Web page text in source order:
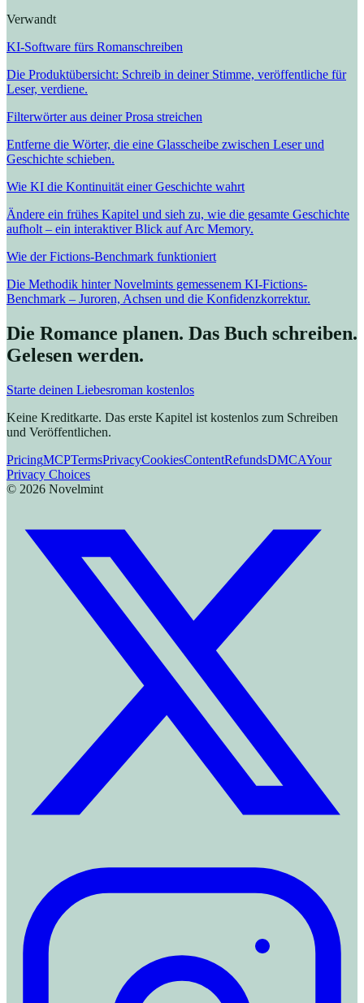
Verwandt
KI-Software fürs Romanschreiben
Die Produktübersicht: Schreib in deiner Stimme, veröffentliche für
Leser, verdiene.
Filterwörter aus deiner Prosa streichen
Entferne die Wörter, die eine Glasscheibe zwischen Leser und
Geschichte schieben.
Wie KI die Kontinuität einer Geschichte wahrt
Ändere ein frühes Kapitel und sieh zu, wie die gesamte Geschichte
aufholt – ein interaktiver Blick auf Arc Memory.
Wie der Fictions-Benchmark funktioniert
Die Methodik hinter Novelmints gemessenem KI-Fictions-
Benchmark – Juroren, Achsen und die Konfidenzkorrektur.
Die Romance planen. Das Buch schreiben.
Gelesen werden.
Starte deinen Liebesroman kostenlos
Keine Kreditkarte. Das erste Kapitel ist kostenlos zum Schreiben
und Veröffentlichen.
PricingMCPTermsPrivacyCookiesContentRefundsDMCAYour
Privacy Choices
© 2026 Novelmint